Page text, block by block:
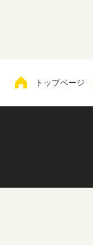
トップページ